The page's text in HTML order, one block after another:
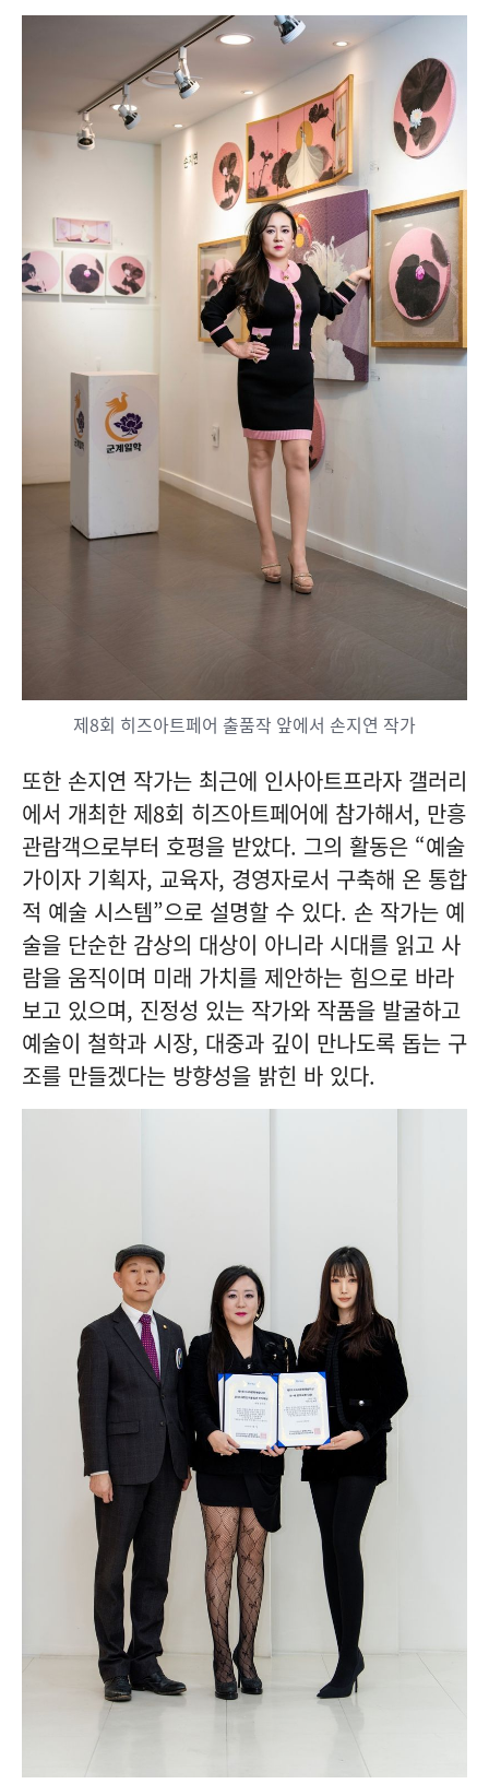
제8회 히즈아트페어 출품작 앞에서 손지연 작가
또한 손지연 작가는 최근에 인사아트프라자 갤러리
에서 개최한 제8회 히즈아트페어에 참가해서, 만흥
관람객으로부터 호평을 받았다. 그의 활동은 “예술
가이자 기획자, 교육자, 경영자로서 구축해 온 통합
적 예술 시스템”으로 설명할 수 있다. 손 작가는 예
술을 단순한 감상의 대상이 아니라 시대를 읽고 사
람을 움직이며 미래 가치를 제안하는 힘으로 바라
보고 있으며, 진정성 있는 작가와 작품을 발굴하고
예술이 철학과 시장, 대중과 깊이 만나도록 돕는 구
조를 만들겠다는 방향성을 밝힌 바 있다.